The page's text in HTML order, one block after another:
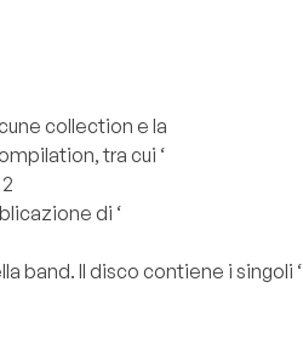
collection e la
tra cui ‘
di ‘
band. Il disco contiene i singoli ‘